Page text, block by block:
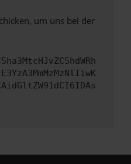
um uns bei der